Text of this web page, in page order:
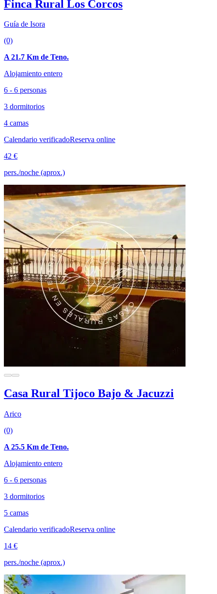
Finca Rural Los Corcos
Guía de Isora
(0)
A 21.7 Km de Teno.
Alojamiento entero
6 - 6 personas
3 dormitorios
4 camas
Calendario verificadoReserva online
42 €
pers./noche (aprox.)
Casa Rural Tijoco Bajo & Jacuzzi
Arico
(0)
A 25.5 Km de Teno.
Alojamiento entero
6 - 6 personas
3 dormitorios
5 camas
Calendario verificadoReserva online
14 €
pers./noche (aprox.)